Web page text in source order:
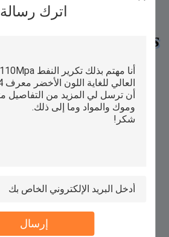
اترك رسالة
إرسال
Similar Products